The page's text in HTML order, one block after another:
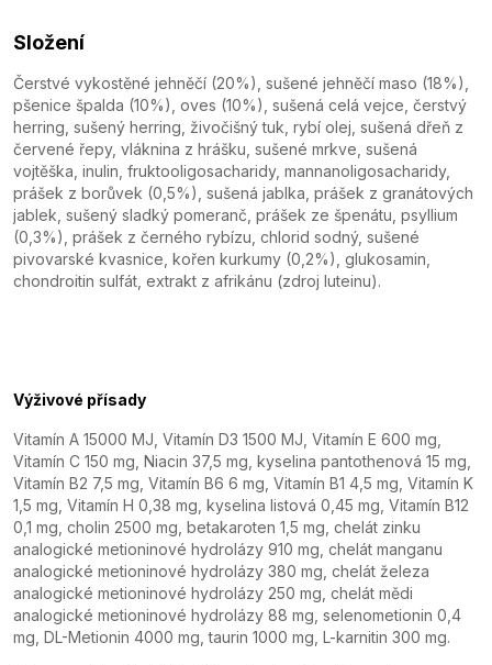
Složení
Čerstvé vykostěné jehněčí (20%), sušené jehněčí maso (18%),
pšenice špalda (10%), oves (10%), sušená celá vejce, čerstvý
herring, sušený herring, živočišný tuk, rybí olej, sušená dřeň z
červené řepy, vláknina z hrášku, sušené mrkve, sušená
vojtěška, inulin, fruktooligosacharidy, mannanoligosacharidy,
prášek z borůvek (0,5%), sušená jablka, prášek z granátových
jablek, sušený sladký pomeranč, prášek ze špenátu, psyllium
(0,3%), prášek z černého rybízu, chlorid sodný, sušené
pivovarské kvasnice, kořen kurkumy (0,2%), glukosamin,
chondroitin sulfát, extrakt z afrikánu (zdroj luteinu).
Výživové přísady
Vitamín A 15000 MJ, Vitamín D3 1500 MJ, Vitamín E 600 mg,
Vitamín C 150 mg, Niacin 37,5 mg, kyselina pantothenová 15 mg,
Vitamín B2 7,5 mg, Vitamín B6 6 mg, Vitamín B1 4,5 mg, Vitamín K
1,5 mg, Vitamín H 0,38 mg, kyselina listová 0,45 mg, Vitamín B12
0,1 mg, cholin 2500 mg, betakaroten 1,5 mg, chelát zinku
analogické metioninové hydrolázy 910 mg, chelát manganu
analogické metioninové hydrolázy 380 mg, chelát železa
analogické metioninové hydrolázy 250 mg, chelát mědi
analogické metioninové hydrolázy 88 mg, selenometionin 0,4
mg, DL-Metionin 4000 mg, taurin 1000 mg, L-karnitin 300 mg.